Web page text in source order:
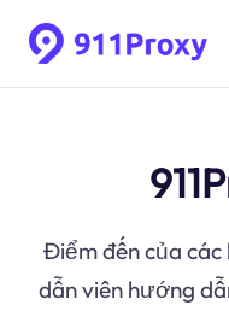
Điểm đến của
dẫn viên hướng